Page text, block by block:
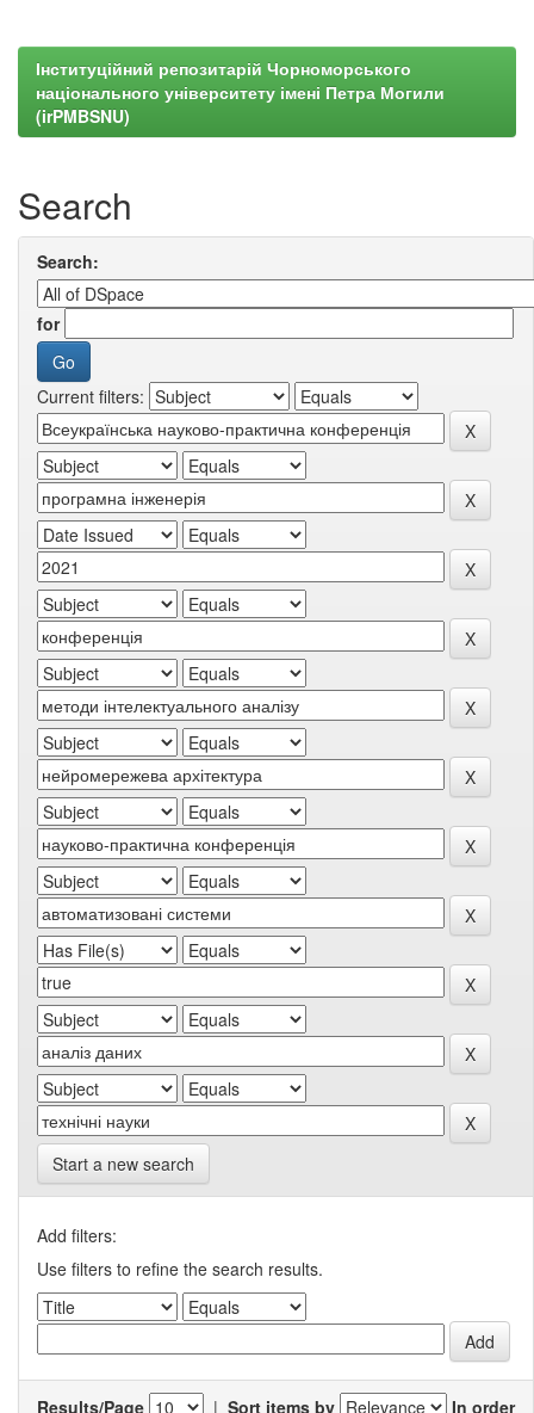
Інституційний репозитарій Чорноморського
національного університету імені Петра Могили
(irPMBSNU)
Search
Search:
for
Current filters:
Start a new search
Add filters:
Use filters to refine the search results.
Results/Page | Sort items by
In order